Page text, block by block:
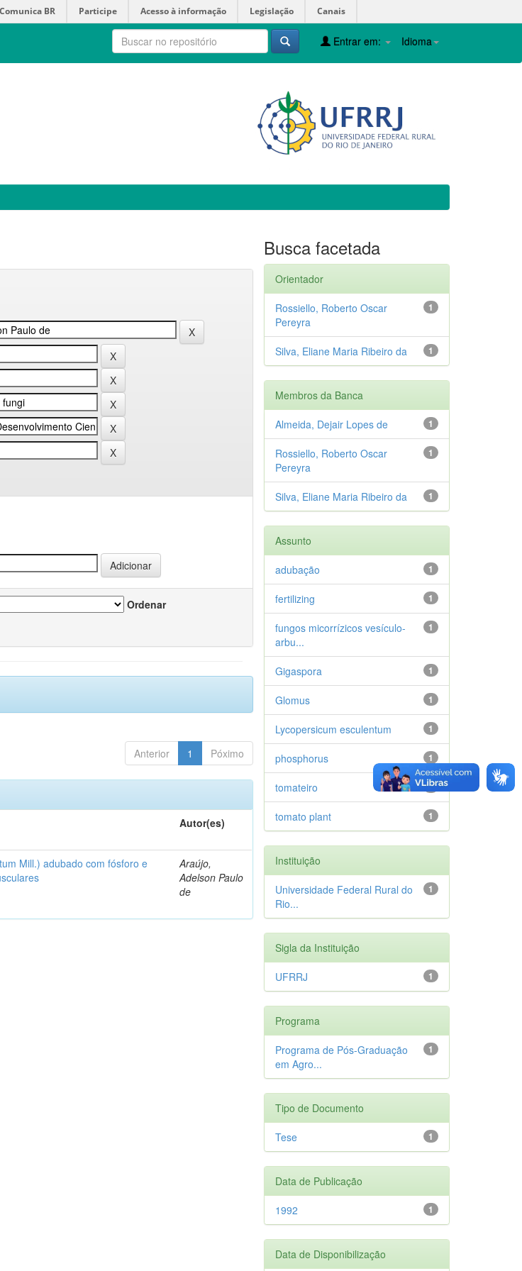
Comunica BR Participe Acesso à informação Legislação Canais
Idioma
Entrar em:
Ordenar
Anterior 1 Póximo
Autor(es)
Mill.) adubado com fósforo e
Araújo,
Adelson Paulo
de
Busca facetada
Orientador
1
Rossiello, Roberto Oscar
Pereyra
1
Silva, Eliane Maria Ribeiro da
Membros da Banca
1
Almeida, Dejair Lopes de
1
Rossiello, Roberto Oscar
Pereyra
1
Silva, Eliane Maria Ribeiro da
Assunto
1
adubação
1
fertilizing
1
fungos micorrízicos vesículo-
arbu...
1
Gigaspora
1
Glomus
1
Lycopersicum esculentum
1
phosphorus
1
tomateiro
1
tomato plant
Instituição
1
Universidade Federal Rural do
Rio...
Sigla da Instituição
1
UFRRJ
Programa
1
Programa de Pós-Graduação
em Agro...
Tipo de Documento
1
Tese
Data de Publicação
1
1992
Data de Disponibilização